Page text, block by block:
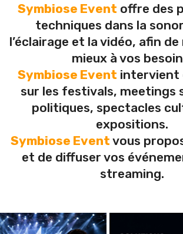
Symbiose Event offre des
techniques dans la
l’éclairage et la vidéo, afin
mieux à vos
Symbiose Event intervient
sur les festivals, meetings
politiques, spectacles
expositions.
Symbiose Event vous
et de diffuser vos
streaming.